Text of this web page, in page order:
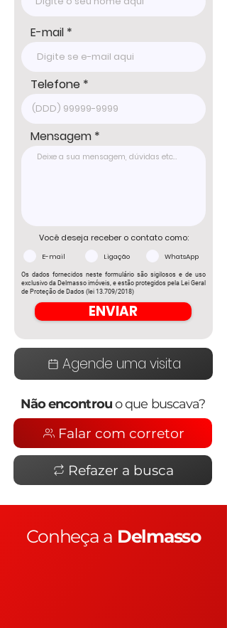
Tel: 15 3241.2846
WhatsApp: 15 98178-0158
www.delmassoimoveis.com.br
Os valores informados, incluindo imóvel,
condomínio e IPTU, podem sofrer
alterações sem aviso prévio e estão
sujeitos à disponibilidade, por se tratar de
um imóvel de terceiro. Consulte-nos para
informações atualizadas com um dos
nossos corretores.
E-mail
Telefone
Mensagem
Você deseja receber o contato como:
E-mail Ligação WhatsApp
Os dados fornecidos neste formulário são sigilosos e de uso
exclusivo da Delmasso imóveis, e estão protegidos pela Lei Geral
de Proteção de Dados (lei 13.709/2018)
ENVIAR
Agende uma visita
Não encontrouo que buscava?
Falar com corretor
Refazer a busca
Conheça a Delmasso